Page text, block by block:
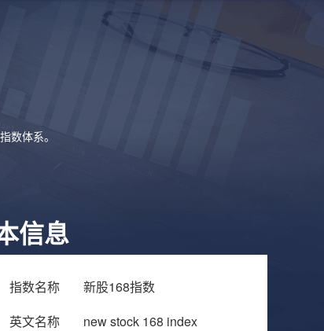
数体系。
信息
指数名称
新股168指数
英文名称
new stock 168 index